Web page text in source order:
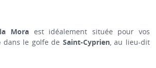
Moraest idéalement située pour vos
dans le golfe de Saint-Cyprien, au lieu-dit